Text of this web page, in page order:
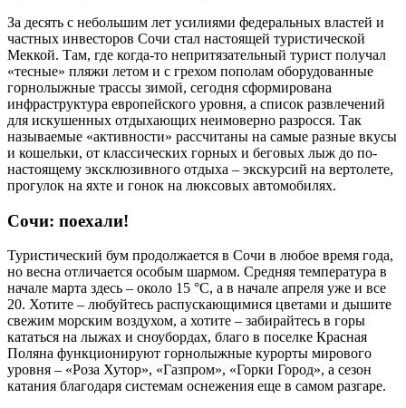
За десять с небольшим лет усилиями федеральных властей и
частных инвесторов Сочи стал настоящей туристической
Меккой. Там, где когда-то непритязательный турист получал
«тесные» пляжи летом и с грехом пополам оборудованные
горнолыжные трассы зимой, сегодня сформирована
инфраструктура европейского уровня, а список развлечений
для искушенных отдыхающих неимоверно разросся. Так
называемые «активности» рассчитаны на самые разные вкусы
и кошельки, от классических горных и беговых лыж до по-
настоящему эксклюзивного отдыха – экскурсий на вертолете,
прогулок на яхте и гонок на люксовых автомобилях.
Сочи: поехали!
Туристический бум продолжается в Сочи в любое время года,
но весна отличается особым шармом. Средняя температура в
начале марта здесь – около 15 °C, а в начале апреля уже и все
20. Хотите – любуйтесь распускающимися цветами и дышите
свежим морским воздухом, а хотите – забирайтесь в горы
кататься на лыжах и сноубордах, благо в поселке Красная
Поляна функционируют горнолыжные курорты мирового
уровня – «Роза Хутор», «Газпром», «Горки Город», а сезон
катания благодаря системам оснежения еще в самом разгаре.